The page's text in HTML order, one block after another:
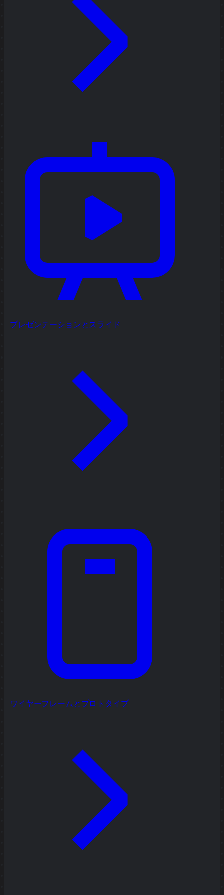
プレゼンテーションとスライド
ワイヤーフレームとプロトタイプ